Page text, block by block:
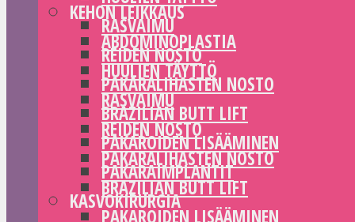
RASVAIMU
REIDEN NOSTO
PAKARALIHASTEN NOSTO
BRAZILIAN BUTT LIFT
PAKAROIDEN LISÄÄMINEN
PAKARAIMPLANTIT
KASVOKIRURGIA
KEHON LEIKKAUS
ABDOMINOPLASTIA
HUULIEN TÄYTTÖ
RASVAIMU
REIDEN NOSTO
PAKARALIHASTEN NOSTO
BRAZILIAN BUTT LIFT
PAKAROIDEN LISÄÄMINEN